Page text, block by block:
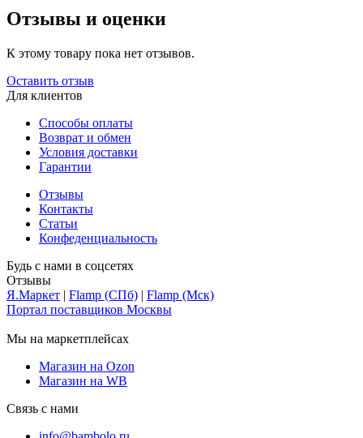
Отзывы и оценки
К этому товару пока нет отзывов.
Оставить отзыв
Для клиентов
Способы оплаты
Возврат и обмен
Условия доставки
Гарантии
Отзывы
Контакты
Статьи
Конфеденциальность
Будь с нами в соцсетях
Отзывы
Я.Маркет | Flamp (СПб) | Flamp (Мск)
Портал поставщиков Москвы
Мы на маркетплейсах
Магазин на Ozon
Магазин на WB
Связь с нами